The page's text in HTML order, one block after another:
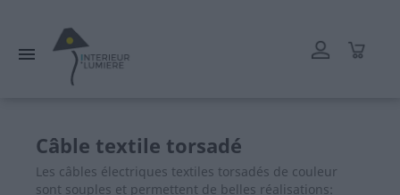
L'atelier reste ouvert tout l'été mais les délais de livraison

Câble textile torsadé
Les câbles électriques textiles torsadés de couleur
sont souples et permettent de belles réalisations: